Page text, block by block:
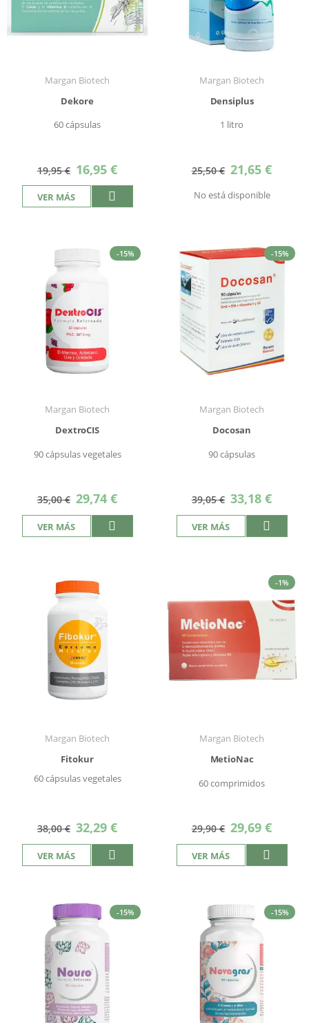
Margan Biotech
Dekore
60 cápsulas
19,95 € Precio
especial
16,95 €
VER MÁS
Margan Biotech
Densiplus
1 litro
25,50 € Precio
especial
21,65 €
No está disponible
-15%
Margan Biotech
DextroCIS
90 cápsulas vegetales
35,00 € Precio
especial
29,74 €
VER MÁS
-15%
Margan Biotech
Docosan
90 cápsulas
39,05 € Precio
especial
33,18 €
VER MÁS
Margan Biotech
Fitokur
60 cápsulas vegetales
38,00 € Precio
especial
32,29 €
VER MÁS
-1%
Margan Biotech
MetioNac
60 comprimidos
29,90 € Precio
especial
29,69 €
VER MÁS
-15% -15%